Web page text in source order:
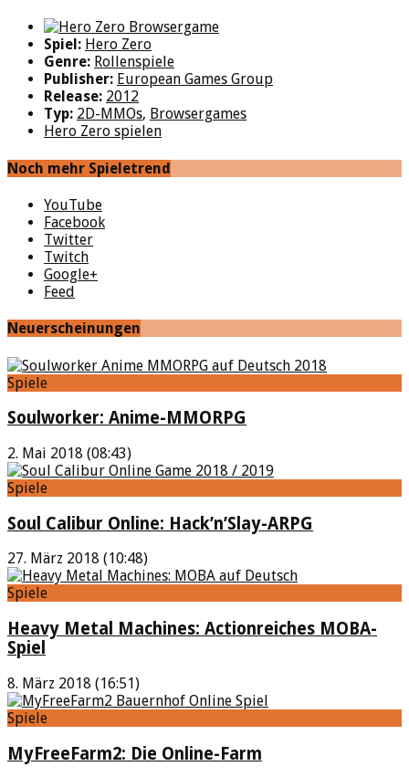
Spiel: Hero Zero
Genre: Rollenspiele
Publisher: European Games Group
Release: 2012
Typ: 2D-MMOs, Browsergames
Hero Zero spielen
Noch mehr Spieletrend
YouTube
Facebook
Twitter
Twitch
Google+
Feed
Neuerscheinungen
Spiele
Soulworker: Anime-MMORPG
2. Mai 2018 (08:43)
Spiele
Soul Calibur Online: Hack’n’Slay-ARPG
27. März 2018 (10:48)
Spiele
Heavy Metal Machines: Actionreiches MOBA-
Spiel
8. März 2018 (16:51)
Spiele
MyFreeFarm2: Die Online-Farm